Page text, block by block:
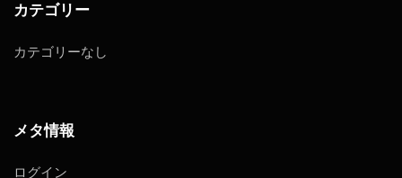
カテゴリー
カテゴリーなし
メタ情報
ログイン